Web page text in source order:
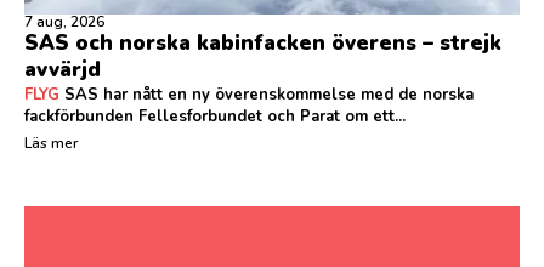
7 aug, 2026
SAS och norska kabinfacken överens – strejk
avvärjd
FLYG SAS har nått en ny överenskommelse med de norska
fackförbunden Fellesforbundet och Parat om ett...
Läs mer